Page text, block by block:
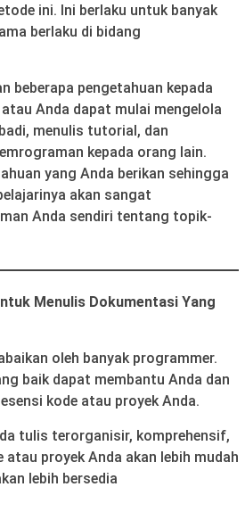
ini. Ini berlaku untuk banyak
berlaku di bidang
beberapa pengetahuan kepada
Anda dapat mulai mengelola
menulis tutorial, dan
kepada orang lain.
yang Anda berikan sehingga
akan sangat
Anda sendiri tentang topik-
Menulis Dokumentasi Yang
oleh banyak programmer.
baik dapat membantu Anda dan
kode atau proyek Anda.
tulis terorganisir, komprehensif,
atau proyek Anda akan lebih mudah
lebih bersedia